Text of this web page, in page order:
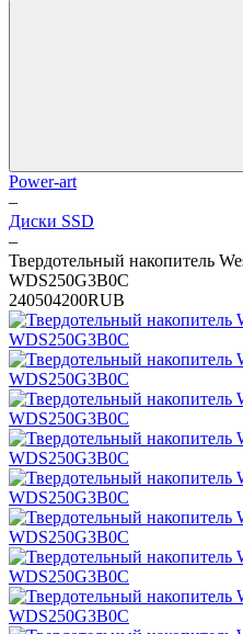
Power-art
–
Диски SSD
–
Твердотельный накопитель
WDS250G3B0C
240504200RUB